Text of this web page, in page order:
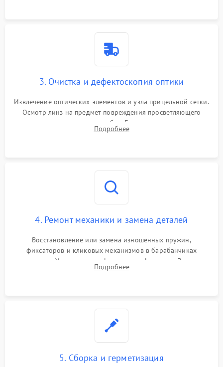
3. Очистка и дефектоскопия оптики
Извлечение оптических элементов и узла прицельной сетки.
Осмотр линз на предмет повреждения просветляющего
покрытия или появления грибка. Бережная очистка стекол
спецрастворами. Проверка целостности гравированной
Подробнее
4. Ремонт механики и замена деталей
Восстановление или замена изношенных пружин,
фиксаторов и кликовых механизмов в барабанчиках
поправок. Устранение люфтов в трансфокаторе. Замена
поврежденных линз, разбитой сетки или восстановление
Подробнее
5. Сборка и герметизация